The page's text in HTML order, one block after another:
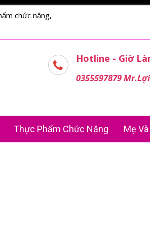
chức năng,
Hotline - Giờ
0355597879 Mr.Lợi
Thực Phẩm Chức Năng Mẹ